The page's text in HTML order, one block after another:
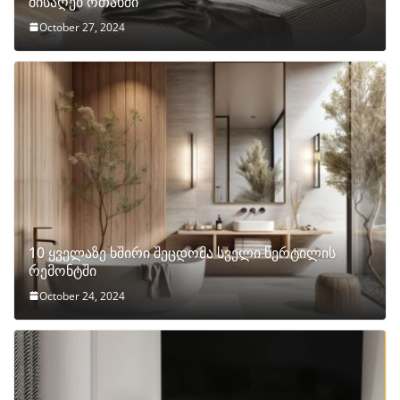
October 27, 2024
10 ყველაზე ხშირი შეცდომა სველი წერტილის
რემონტში
October 24, 2024